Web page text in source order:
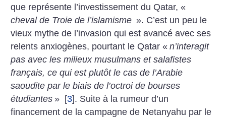
que représente l’investissement du Qatar, «
cheval de Troie de l’islamisme ». C’est un peu le
vieux mythe de l’invasion qui est avancé avec ses
relents anxiogènes, pourtant le Qatar « n’interagit
pas avec les milieux musulmans et salafistes
français, ce qui est plutôt le cas de l’Arabie
saoudite par le biais de l’octroi de bourses
étudiantes » [3]. Suite à la rumeur d’un
financement de la campagne de Netanyahu par le